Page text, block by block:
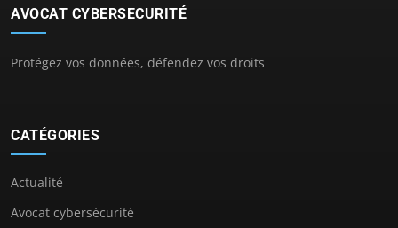
AVOCAT CYBERSECURITÉ
Protégez vos données, défendez vos droits
CATÉGORIES
Actualité
Avocat cybersécurité